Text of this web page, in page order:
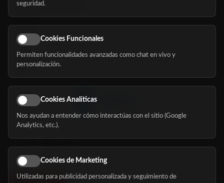
Buscador de residencias
Eventos
Nosotros
Síguenos
seguridad.
Cookies Funcionales
Permiten funcionalidades avanzadas como chat en vivo y
personalización.
Cookies Analíticas
Nos ayudan a entender cómo interactúas con el sitio (Google
Analytics, etc.).
Cookies de Marketing
Utilizadas para publicidad personalizada y seguimiento de